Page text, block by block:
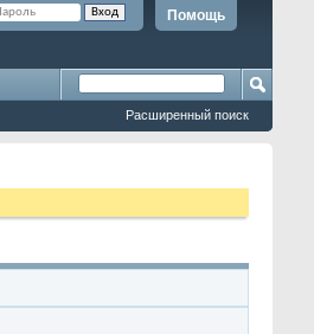
Помощь
Расширенный поиск